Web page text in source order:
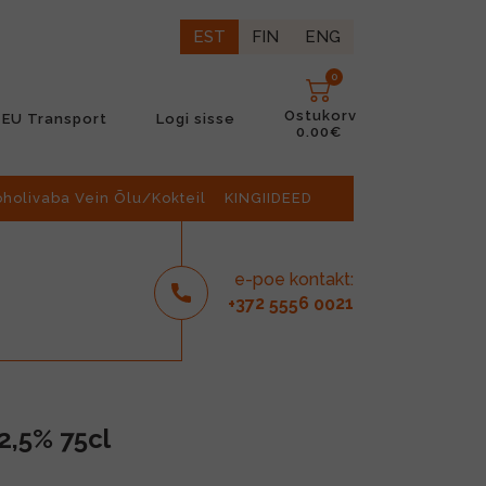
EST FIN ENG
EU Transport Logi sisse
0
Ostukorv
0.00€
Vein Õlu/Kokteil KINGIIDEED
e-poe kontakt:
+372 5556 0021
75cl